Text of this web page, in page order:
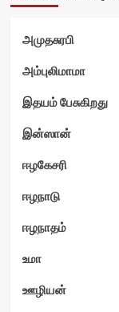
அமுதசுரபி
அம்புலிமாமா
இதயம் பேசுகிறது
இன்ஸான்
ஈழகேசரி
ஈழநாடு
ஈழநாதம்
உமா
ஊழியன்